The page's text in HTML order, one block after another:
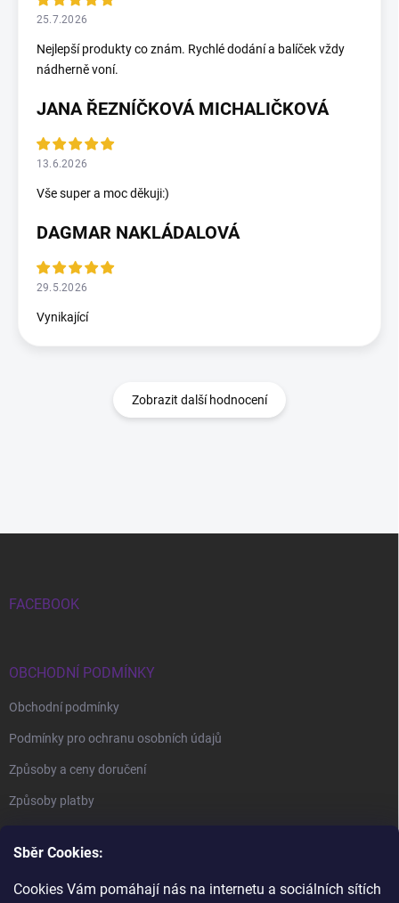
Sběr Cookies:
Cookies Vám pomáhají nás na internetu a sociálních sítích
25.7.2026
Nejlepší produkty co znám. Rychlé dodání a balíček vždy
nádherně voní.
JANA ŘEZNÍČKOVÁ MICHALIČKOVÁ
13.6.2026
Vše super a moc děkuji:)
DAGMAR NAKLÁDALOVÁ
29.5.2026
Vynikající
Zobrazit další hodnocení
FACEBOOK
OBCHODNÍ PODMÍNKY
Obchodní podmínky
Podmínky pro ochranu osobních údajů
Způsoby a ceny doručení
Způsoby platby